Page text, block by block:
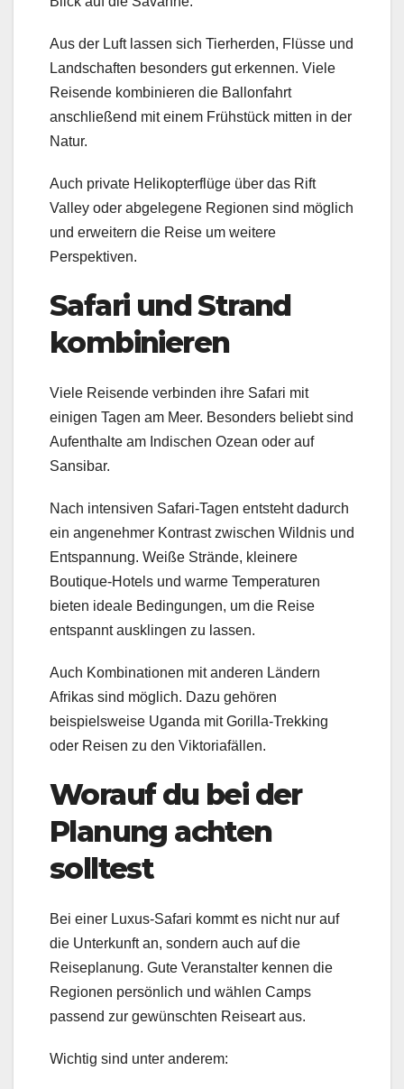
Aus der Luft lassen sich Tierherden, Flüsse und
Landschaften besonders gut erkennen. Viele
Reisende kombinieren die Ballonfahrt
anschließend mit einem Frühstück mitten in der
Natur.
Auch private Helikopterflüge über das Rift
Valley oder abgelegene Regionen sind möglich
und erweitern die Reise um weitere
Perspektiven.
Safari und Strand
kombinieren
Viele Reisende verbinden ihre Safari mit
einigen Tagen am Meer. Besonders beliebt sind
Aufenthalte am Indischen Ozean oder auf
Sansibar.
Nach intensiven Safari-Tagen entsteht dadurch
ein angenehmer Kontrast zwischen Wildnis und
Entspannung. Weiße Strände, kleinere
Boutique-Hotels und warme Temperaturen
bieten ideale Bedingungen, um die Reise
entspannt ausklingen zu lassen.
Auch Kombinationen mit anderen Ländern
Afrikas sind möglich. Dazu gehören
beispielsweise Uganda mit Gorilla-Trekking
oder Reisen zu den Viktoriafällen.
Worauf du bei der
Planung achten
solltest
Bei einer Luxus-Safari kommt es nicht nur auf
die Unterkunft an, sondern auch auf die
Reiseplanung. Gute Veranstalter kennen die
Regionen persönlich und wählen Camps
passend zur gewünschten Reiseart aus.
Wichtig sind unter anderem: